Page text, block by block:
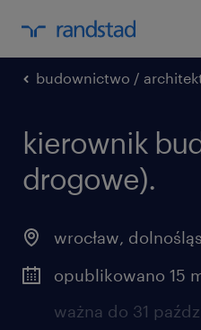
budownictwo /
kierownik
drogowe).
wrocław,
opublikowano 15
ważna do 31